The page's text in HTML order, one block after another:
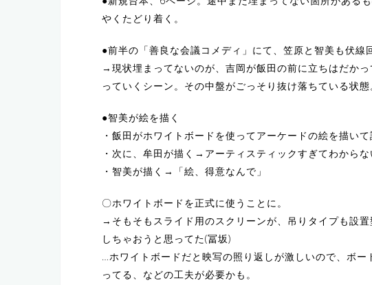
やくたどり着く。
●前半の「善良な会議コメディ」にて、笠原と智美も伏線
→現状埋まってないのが、吉岡が飯田の前に立ちはだか
っていくシーン。その中盤がごっそり抜け落ちている状
●智美が絵を描く
・飯田がホワイトボードを使ってアーケードの絵を描い
・次に、牟田が描く→アーティスティックすぎてわからな
・智美が描く→「絵、得意なんで」
〇ホワイトボードを正式に使うことに。
→そもそもスライド用のスクリーンが、吊りタイプも設
しちゃおうと思ってた(冨坂)
…ホワイトボードだと映写の照り返しが激しいので、ボ
ってる、などの工夫が必要かも。